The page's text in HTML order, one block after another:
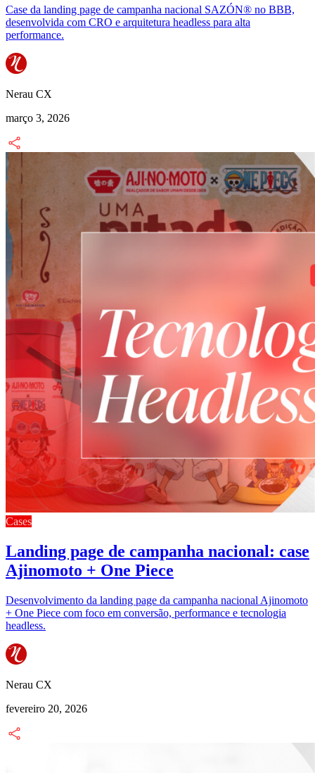
Case da landing page de campanha nacional SAZÓN® no BBB,
desenvolvida com CRO e arquitetura headless para alta
performance.
Nerau CX
março 3, 2026
Cases
Landing page de campanha nacional: case
Ajinomoto + One Piece
Desenvolvimento da landing page da campanha nacional Ajinomoto
+ One Piece com foco em conversão, performance e tecnologia
headless.
Nerau CX
fevereiro 20, 2026